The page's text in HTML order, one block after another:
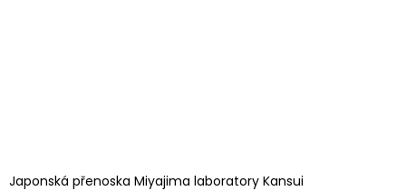
Japonská přenoska Miyajima laboratory Kansui